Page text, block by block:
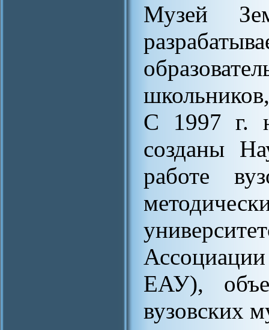
Музей
С 1997 г.
созданы
работе
ЕАУ),
вузовских